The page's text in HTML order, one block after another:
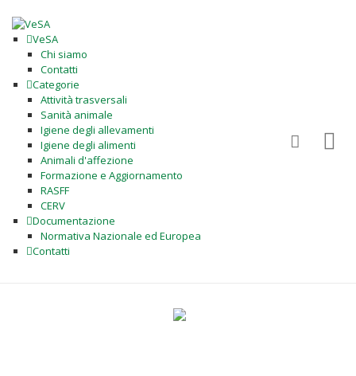
VeSA
Chi siamo
Contatti
Categorie
Attività trasversali
Sanità animale
Igiene degli allevamenti
Igiene degli alimenti
Animali d'affezione
Formazione e Aggiornamento
RASFF
CERV
Documentazione
Normativa Nazionale ed Europea
Contatti